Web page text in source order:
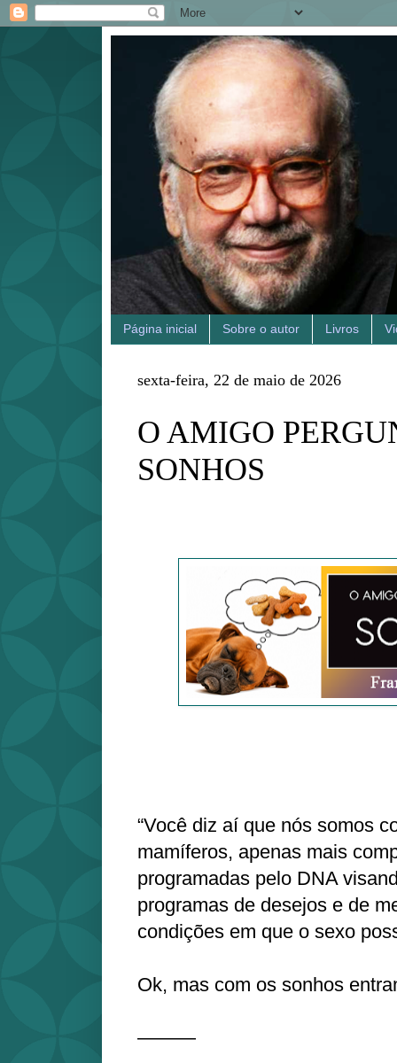
Página inicial Sobre o autor Livros
sexta-feira, 22 de maio de 2026
O AMIGO
SONHOS
“Você diz aí que nós somos
mamíferos, apenas mais
programadas pelo DNA
programas de desejos e de
condições em que o sexo
Ok, mas com os sonhos
———